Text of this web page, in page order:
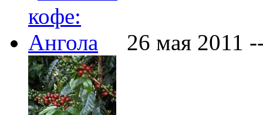
26 мая 2011